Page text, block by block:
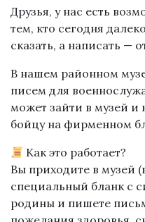
Друзья, у нас есть
тем, кто сегодня
сказать, а написать —
В нашем районном
писем для
может зайти в музей и
бойцу на фирменном
Как это работает?
Вы приходите в музей
специальный бланк с
родины и пишете